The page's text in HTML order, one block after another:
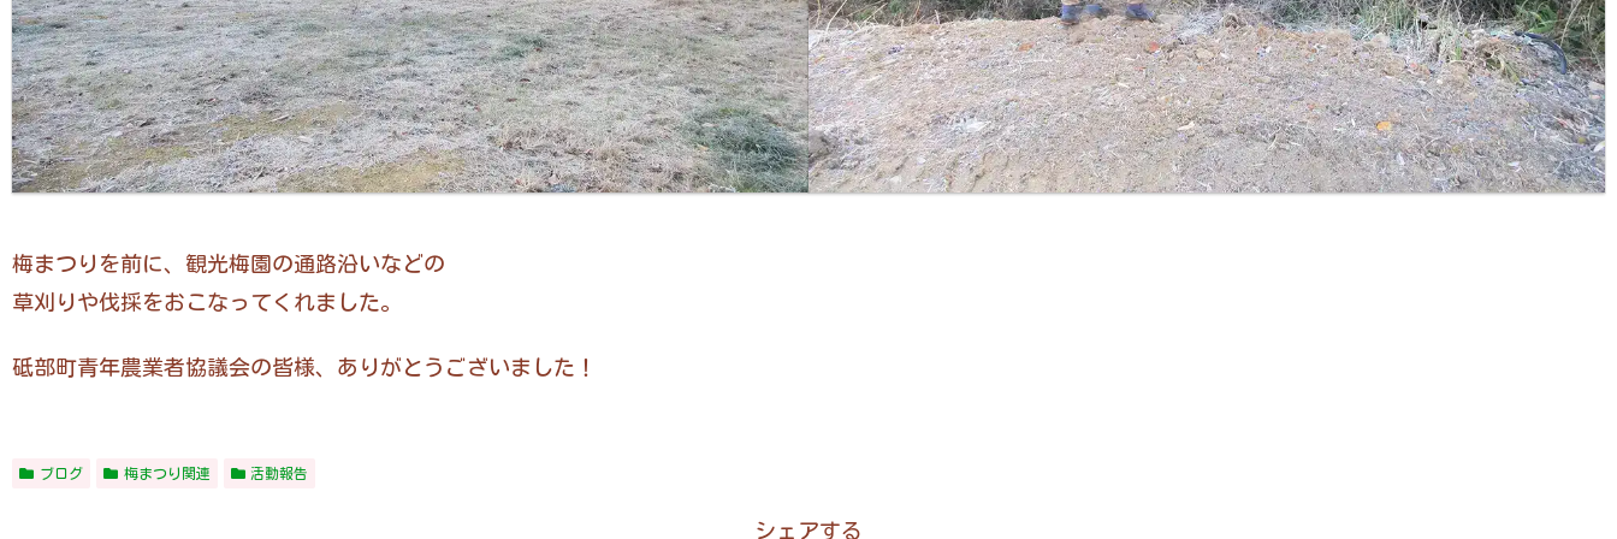
梅まつりを前に、観光梅園の通路沿いなどの
草刈りや伐採をおこなってくれました。
砥部町青年農業者協議会の皆様、ありがとうございました！
ブログ 梅まつり関連 活動報告
シェアする